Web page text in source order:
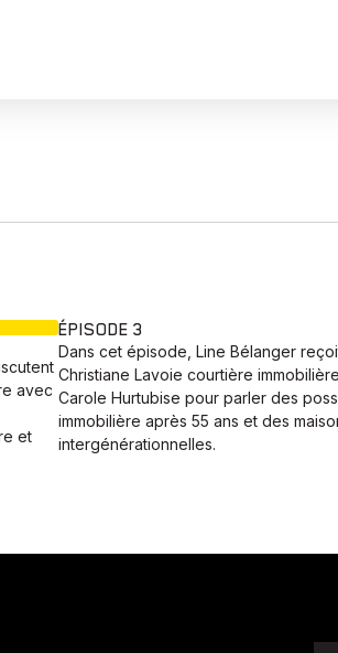
avec
et
ÉPISODE 3
Dans cet épisode, Line Bélanger
Christiane Lavoie courtière
Carole Hurtubise pour parler des
immobilière après 55 ans et des
intergénérationnelles.